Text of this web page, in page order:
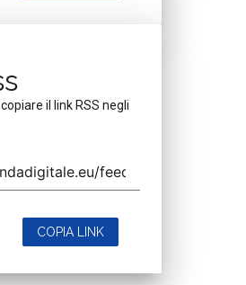
il link RSS negli
COPIA LINK